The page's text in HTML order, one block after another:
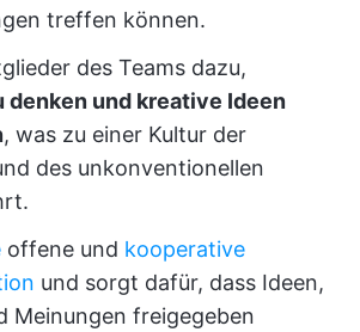
treffen können.
des Teams dazu,
denken und kreative Ideen
, was zu einer Kultur der
des unkonventionellen
offene und kooperative
und sorgt dafür, dass Ideen,
Meinungen freigegeben